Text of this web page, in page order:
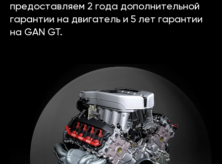
предоставляем 2 года дополнительной
гарантии на двигатель и 5 лет гарантии
на GAN GT.